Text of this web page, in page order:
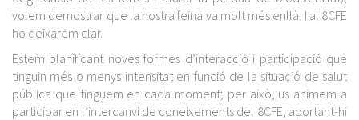
volem demostrar que la nostra feina va molt més enllà. I al 8CFE
ho deixarem clar.
Estem planificant noves formes d’interacció i participació que
tinguin més o menys intensitat en funció de la situació de salut
pública que tinguem en cada moment; per això, us animem a
participar en l’intercanvi de coneixements del 8CFE, aportant-hi